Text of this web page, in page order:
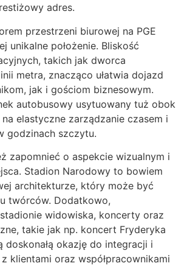
adres.
przestrzeni biurowej na PGE
unikalne położenie. Bliskość
takich jak dworca
metra, znacząco ułatwia dojazd
jak i gościom biznesowym.
autobusowy usytuowany tuż obok
elastyczne zarządzanie czasem i
godzinach szczytu.
zapomnieć o aspekcie wizualnym i
Stadion Narodowy to bowiem
architekturze, który może być
twórców. Dodatkowo,
widowiska, koncerty oraz
takie jak np. koncert Fryderyka
doskonałą okazję do integracji i
klientami oraz współpracownikami